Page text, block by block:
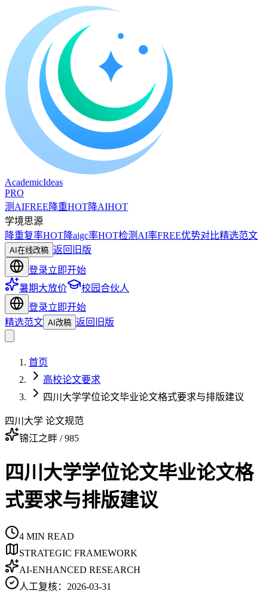
AcademicIdeas
PRO
测AIFREE 降重HOT降AIHOT
学境思源
降重复率HOT降aigc率HOT检测AI率FREE优势对比精选范文
AI在线改稿 返回旧版
登录立即开始
暑期大放价
校园合伙人
登录立即开始
精选范文 AI改稿 返回旧版
首页
高校论文要求
四川大学学位论文毕业论文格式要求与排版建议
四川大学 论文规范
锦江之畔 / 985
四川大学学位论文毕业论文格
式要求与排版建议
4 MIN READ
STRATEGIC FRAMEWORK
AI-ENHANCED RESEARCH
人工复核： 2026-03-31